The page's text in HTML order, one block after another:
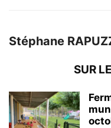
Stéphane
SUR